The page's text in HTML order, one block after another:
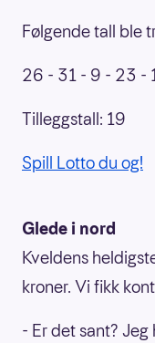
Følgende tall ble
26 - 31 - 9 - 23 -
Tilleggstall: 19
Spill Lotto du og!
Glede i nord
Kveldens
kroner. Vi fikk
- Er det sant?